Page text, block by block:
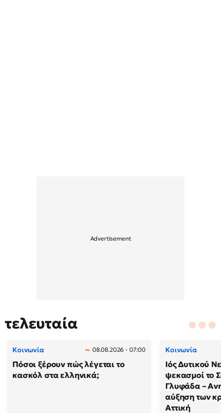
τελευταία
Κοινωνία 08.08.2026 - 07:00
Πόσοι ξέρουν πώς λέγεται το
κασκόλ στα ελληνικά;
Κοινωνία
Ιός Δυτικού
ψεκασμοί το
Γλυφάδα –
αύξηση των
Αττική